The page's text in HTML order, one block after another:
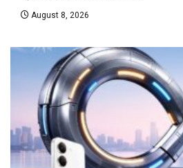
August 8, 2026